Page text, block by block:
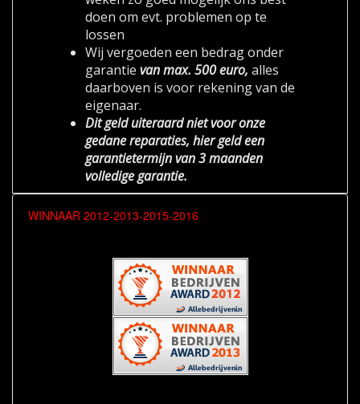
doen om evt. problemen op te
lossen
Wij vergoeden een bedrag onder
garantie van max. 500 euro, alles
daarboven is voor rekening van de
eigenaar.
Dit geld uiteraard niet voor onze
gedane reparaties, hier geld een
garantietermijn van 3 maanden
volledige garantie.
WINNAAR 2012-2013-2015-2016